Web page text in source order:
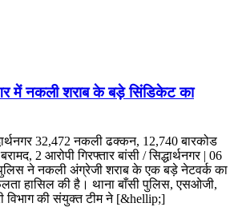
में नकली शराब के बड़े सिंडिकेट का
32,472 नकली ढक्कन, 12,740 बारकोड
2 आरोपी गिरफ्तार बांसी / सिद्धार्थनगर | 06
पुलिस ने नकली अंग्रेजी शराब के एक बड़े नेटवर्क का
हासिल की है। थाना बाँसी पुलिस, एसओजी,
विभाग की संयुक्त टीम ने [&hellip;]